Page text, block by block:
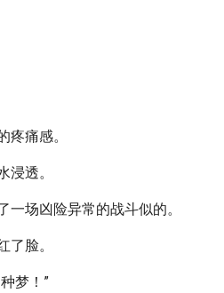
疼痛感。
浸透。
一场凶险异常的战斗似的。
了脸。
梦！”